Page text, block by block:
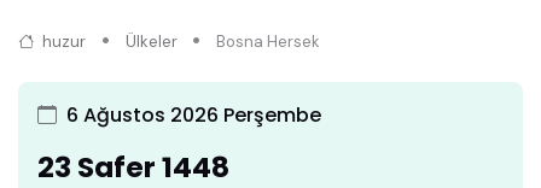
huzur Ülkeler Bosna Hersek
6 Ağustos 2026 Perşembe
23 Safer 1448